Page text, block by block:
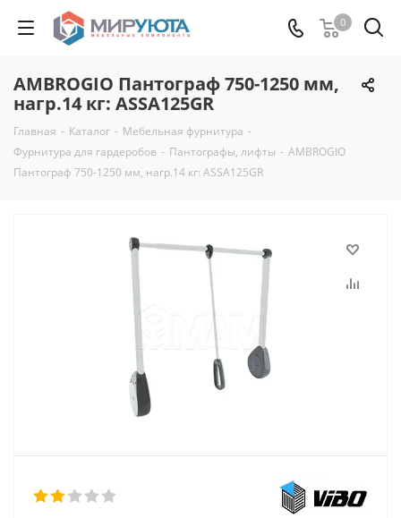
0
AMBROGIO Пантограф 750-1250 мм,
нагр.14 кг: ASSA125GR
Главная - Каталог - Мебельная фурнитура -
Фурнитура для гардеробов - Пантографы, лифты - AMBROGIO
Пантограф 750-1250 мм, нагр.14 кг: ASSA125GR